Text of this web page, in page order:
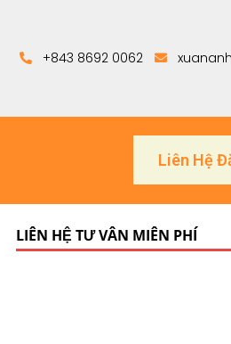
+843 8692 0062
Liên Hệ
LIÊN HỆ TƯ VẤN MIỄN PHÍ